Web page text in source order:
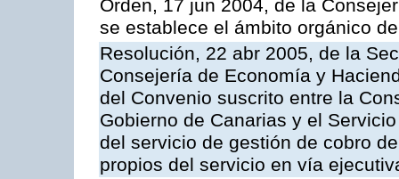
Orden, 17 jun 2004, de la
se establece el ámbito orgánico
Resolución, 22 abr 2005, de la
Consejería de Economía y
del Convenio suscrito entre la
Gobierno de Canarias y el
del servicio de gestión de cobro
propios del servicio en vía